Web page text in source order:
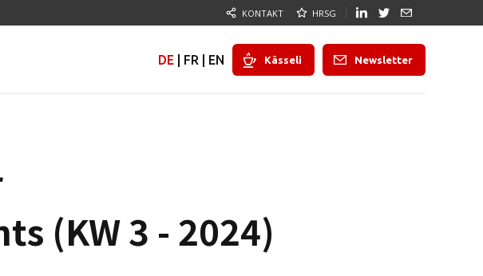
KONTAKT HRSG
DE FR EN Kässeli Newsletter
(KW 3 - 2024)